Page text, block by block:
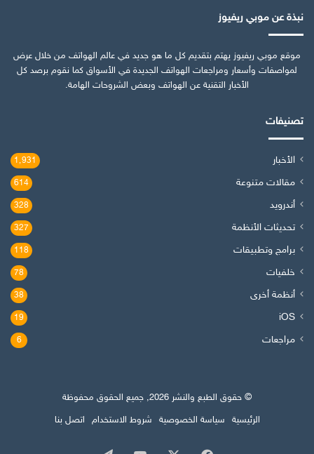
نبذة عن موبي ريفيوز
موقع موبي ريفيوز يهتم بتقديم كل ما هو جديد في عالم الهواتف من خلال عرض
لمواصفات وأسعار ومراجعات الهواتف الجديدة في الأسواق كما نقوم برصد كل
الأخبار التقنية عن الهواتف وبعض الشروحات الهامة.
تصنيفات
الأخبار 1٬931
مقالات متنوعة 614
أندرويد 328
تحديثات الأنظمة 327
برامج وتطبيقات 118
خلفيات 78
أنظمة أخرى 38
iOS
19
مراجعات 6
© حقوق الطبع والنشر 2026, جميع الحقوق محفوظة
الرئيسية
سياسة الخصوصية شروط الاستخدام اتصل بنا